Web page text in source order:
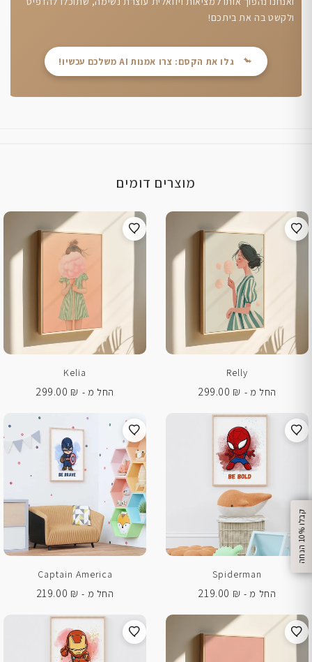
ק
ב
ל
ו
1
0
%
ה
נ
ח
ה
ולקשט בה את ביתכם!
גלו את הקסם: צרו אמנות AI משלכם עכשיו!
מוצרים דומים
Relly
החל מ -
299.00 ₪
Kelia
החל מ -
299.00 ₪
Spiderman
החל מ -
219.00 ₪
Captain America
החל מ -
219.00 ₪